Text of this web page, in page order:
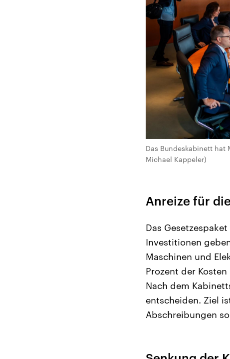
Das Bundeskabinett
Michael Kappeler)
Anreize für
Das
Investitionen
Maschinen und
Prozent der
Nach dem
entscheiden. Ziel
Abschreibungen